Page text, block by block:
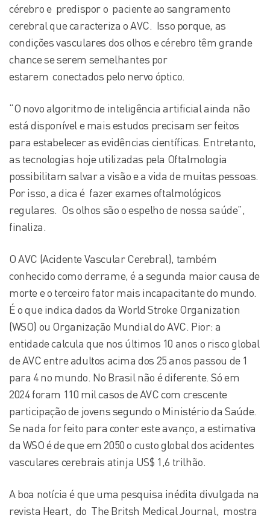
cérebro e predispor o paciente ao sangramento
cerebral que caracteriza o AVC. Isso porque, as
condições vasculares dos olhos e cérebro têm grande
chance se serem semelhantes por
estarem conectados pelo nervo óptico.
“O novo algoritmo de inteligência artificial ainda não
está disponível e mais estudos precisam ser feitos
para estabelecer as evidências científicas. Entretanto,
as tecnologias hoje utilizadas pela Oftalmologia
possibilitam salvar a visão e a vida de muitas pessoas.
Por isso, a dica é fazer exames oftalmológicos
regulares. Os olhos são o espelho de nossa saúde”,
finaliza.
O AVC (Acidente Vascular Cerebral), também
conhecido como derrame, é a segunda maior causa de
morte e o terceiro fator mais incapacitante do mundo.
É o que indica dados da World Stroke Organization
(WSO) ou Organização Mundial do AVC. Pior: a
entidade calcula que nos últimos 10 anos o risco global
de AVC entre adultos acima dos 25 anos passou de 1
para 4 no mundo. No Brasil não é diferente. Só em
2024 foram 110 mil casos de AVC com crescente
participação de jovens segundo o Ministério da Saúde.
Se nada for feito para conter este avanço, a estimativa
da WSO é de que em 2050 o custo global dos acidentes
vasculares cerebrais atinja US$ 1,6 trilhão.
A boa notícia é que uma pesquisa inédita divulgada na
revista Heart, do The Britsh Medical Journal, mostra